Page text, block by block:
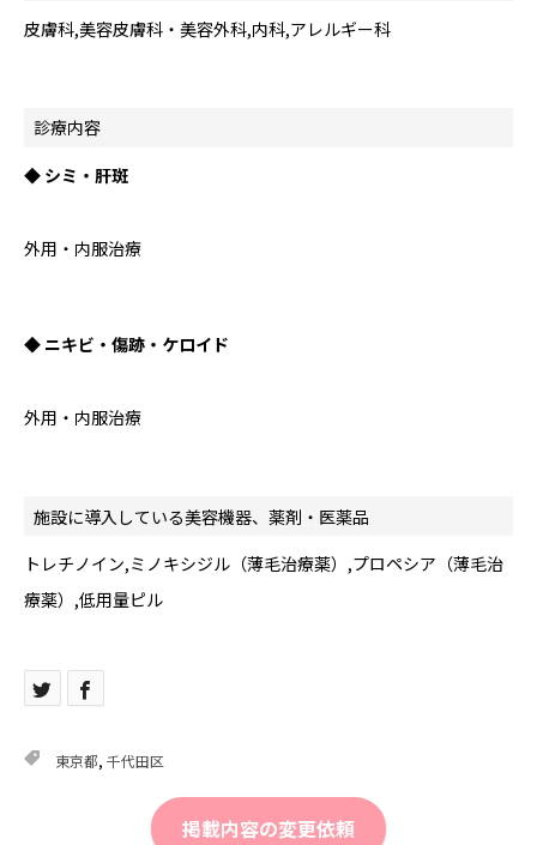
皮膚科,美容皮膚科・美容外科,内科,アレルギー科
診療内容
◆ シミ・肝斑
外用・内服治療
◆ ニキビ・傷跡・ケロイド
外用・内服治療
施設に導入している美容機器、薬剤・医薬品
トレチノイン,ミノキシジル（薄毛治療薬）,プロペシア（薄毛治
療薬）,低用量ピル
東京都, 千代田区
掲載内容の変更依頼